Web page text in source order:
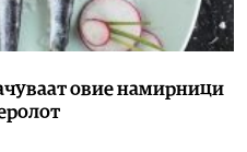
овие намирници